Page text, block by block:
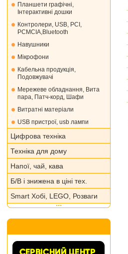
Планшети графічні,
Інтерактивні дошки
Контролери, USB, PCI,
PCMCIA,Bluetooth
Навушники
Мікрофони
Кабельна продукція,
Подовжувачі
Мережеве обладнання, Вита
пара, Патч-корд, Шафи
Витратні матеріали
USB пристрої, usb лампи
Цифрова техніка
Техніка для дому
Напої, чай, кава
Б/В і знижена в ціні тех.
Smart Хобі, LEGO, Розваги